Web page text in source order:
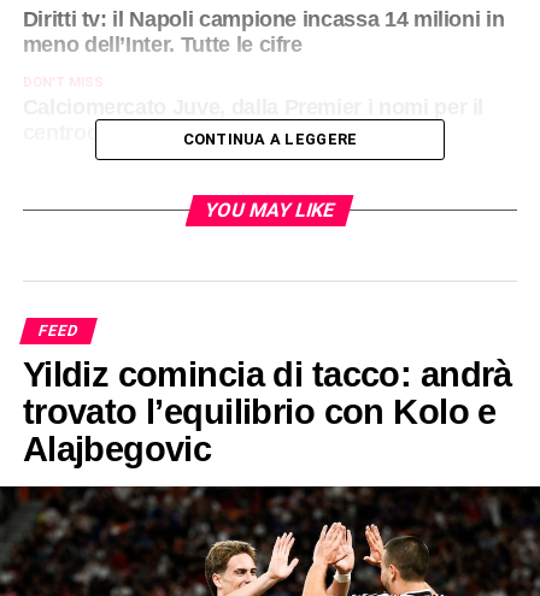
Diritti tv: il Napoli campione incassa 14 milioni in
meno dell’Inter. Tutte le cifre
DON'T MISS
centrocampo: cosa può succedere
CONTINUA A LEGGERE
YOU MAY LIKE
FEED
Yildiz comincia di tacco: andrà
trovato l’equilibrio con Kolo e
Alajbegovic